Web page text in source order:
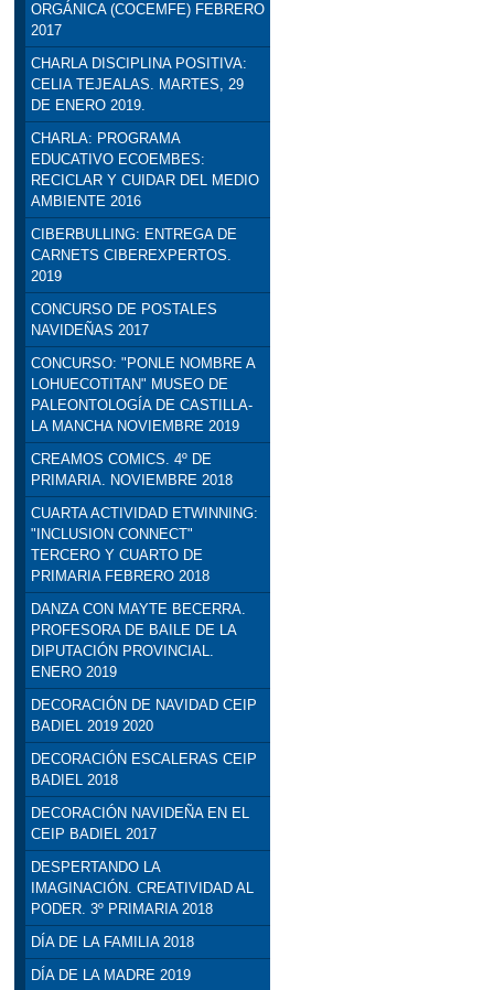
ORGÁNICA (COCEMFE) FEBRERO
2017
CHARLA DISCIPLINA POSITIVA:
CELIA TEJEALAS. MARTES, 29
DE ENERO 2019.
CHARLA: PROGRAMA
EDUCATIVO ECOEMBES:
RECICLAR Y CUIDAR DEL MEDIO
AMBIENTE 2016
CIBERBULLING: ENTREGA DE
CARNETS CIBEREXPERTOS.
2019
CONCURSO DE POSTALES
NAVIDEÑAS 2017
CONCURSO: "PONLE NOMBRE A
LOHUECOTITAN" MUSEO DE
PALEONTOLOGÍA DE CASTILLA-
LA MANCHA NOVIEMBRE 2019
CREAMOS COMICS. 4º DE
PRIMARIA. NOVIEMBRE 2018
CUARTA ACTIVIDAD ETWINNING:
"INCLUSION CONNECT"
TERCERO Y CUARTO DE
PRIMARIA FEBRERO 2018
DANZA CON MAYTE BECERRA.
PROFESORA DE BAILE DE LA
DIPUTACIÓN PROVINCIAL.
ENERO 2019
DECORACIÓN DE NAVIDAD CEIP
BADIEL 2019 2020
DECORACIÓN ESCALERAS CEIP
BADIEL 2018
DECORACIÓN NAVIDEÑA EN EL
CEIP BADIEL 2017
DESPERTANDO LA
IMAGINACIÓN. CREATIVIDAD AL
PODER. 3º PRIMARIA 2018
DÍA DE LA FAMILIA 2018
DÍA DE LA MADRE 2019